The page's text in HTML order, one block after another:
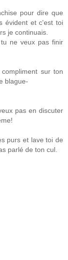
pour dire que
évident et c'est toi
je continuais.
ne veux pas finir
sur ton
blague-
pas en discuter
purs et lave toi de
parlé de ton cul.